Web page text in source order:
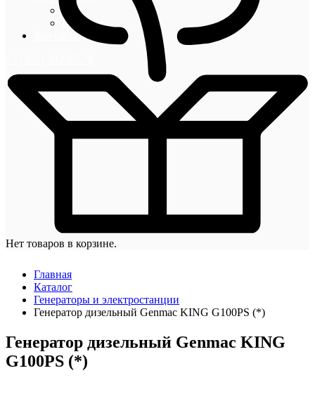
Блог
Новости
Контакты
Нет товаров в корзине.
Главная
Каталог
Генераторы и электростанции
Генератор дизельный Genmac KING G100PS (*)
Генератор дизельный Genmac KING
G100PS (*)